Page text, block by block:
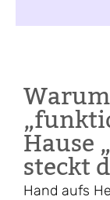
Hause
steckt
Hand aufs